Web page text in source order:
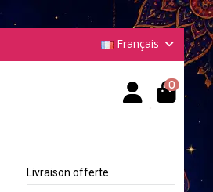
Français
0
Livraison offerte